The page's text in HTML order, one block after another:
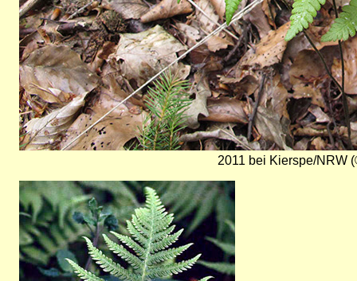
2011 bei Kierspe/NRW
Bild